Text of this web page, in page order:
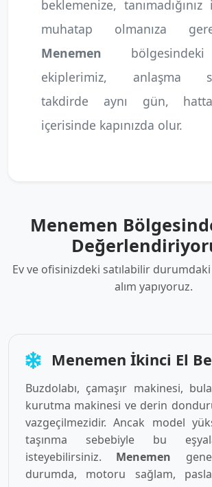
beklemenize,
muhatap olmanıza
Menemen
ekiplerimiz, anlaşma
takdirde aynı gün,
içerisinde kapınızda olur.
Menemen
Ev ve ofisinizdeki satılabilir
alım yapıyoruz.
Menemen İkinci El
Buzdolabı, çamaşır makinesi,
kurutma makinesi ve derin
vazgeçilmezidir. Ancak model
taşınma sebebiyle bu
isteyebilirsiniz. Menemen
durumda, motoru sağlam,